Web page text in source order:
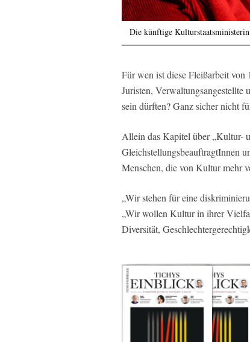
Die künftige
Für wen ist diese Fleißarbeit von
Juristen, Verwaltungsangestellte
sein dürften? Ganz sicher nicht
Allein das Kapitel über „Kultur-
GleichstellungsbeauftragtInnen
Menschen, die von Kultur mehr
„Wir stehen für eine
„Wir wollen Kultur in ihrer
Diversität,